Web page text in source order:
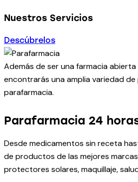
Nuestros Servicios
Descúbrelos
Además de ser una farmacia
encontrarás una amplia variedad
parafarmacia.
Parafarmacia 24
Desde medicamentos sin receta
de productos de las mejores
protectores solares, maquillaje,